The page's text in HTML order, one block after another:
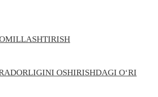
OSHIRISHDAGI O‘RI